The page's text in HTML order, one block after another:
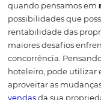
principalmente no
Internet. Mesmo
agências de
digitais para
experiências de
seu dinheiro e